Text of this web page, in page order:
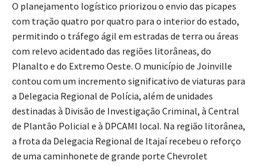
O planejamento logístico priorizou o envio das picapes
com tração quatro por quatro para o interior do estado,
permitindo o tráfego ágil em estradas de terra ou áreas
com relevo acidentado das regiões litorâneas, do
Planalto e do Extremo Oeste. O município de Joinville
contou com um incremento significativo de viaturas para
a Delegacia Regional de Polícia, além de unidades
destinadas à Divisão de Investigação Criminal, à Central
de Plantão Policial e à DPCAMI local. Na região litorânea,
a frota da Delegacia Regional de Itajaí recebeu o reforço
de uma caminhonete de grande porte Chevrolet